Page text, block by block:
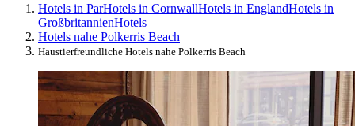
Hotels in ParHotels in CornwallHotels in EnglandHotels in
GroßbritannienHotels
Hotels nahe Polkerris Beach
Haustierfreundliche Hotels nahe Polkerris Beach